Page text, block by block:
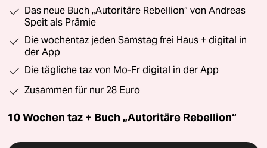
Das neue Buch „Autoritäre Rebellion“ von Andreas
Speit als Prämie
Die wochentaz jeden Samstag frei Haus + digital in
der App
Die tägliche taz von Mo-Fr digital in der App
Zusammen für nur 28 Euro
10 Wochen taz + Buch „Autoritäre Rebellion“